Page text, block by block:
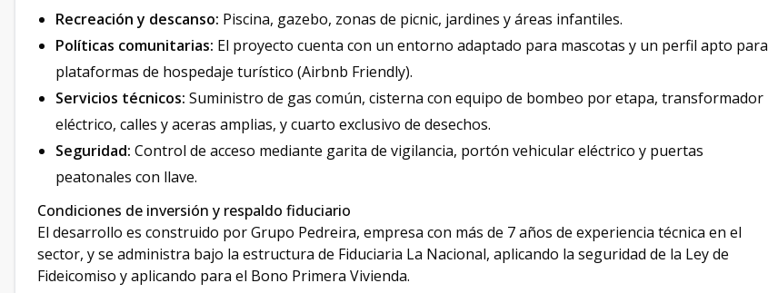
Recreación y descanso: Piscina, gazebo, zonas de picnic, jardines y áreas infantiles.
Políticas comunitarias: El proyecto cuenta con un entorno adaptado para mascotas y un perfil apto para
plataformas de hospedaje turístico (Airbnb Friendly).
Servicios técnicos: Suministro de gas común, cisterna con equipo de bombeo por etapa, transformador
eléctrico, calles y aceras amplias, y cuarto exclusivo de desechos.
Seguridad: Control de acceso mediante garita de vigilancia, portón vehicular eléctrico y puertas
peatonales con llave.
Condiciones de inversión y respaldo fiduciario
El desarrollo es construido por Grupo Pedreira, empresa con más de 7 años de experiencia técnica en el
sector, y se administra bajo la estructura de Fiduciaria La Nacional, aplicando la seguridad de la Ley de
Fideicomiso y aplicando para el Bono Primera Vivienda.